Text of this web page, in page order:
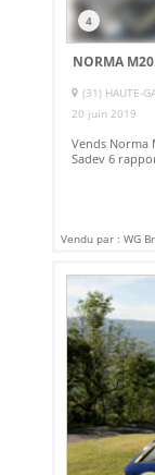
4
NORMA
(31) HAUTE-
20 juin 2019
Vends Norma
Sadev 6
Vendu par : WG